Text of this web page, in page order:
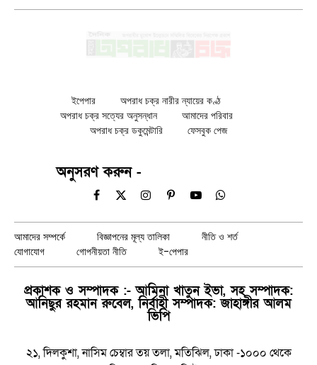
ইপেপার
অপরাধ চক্র নারীর ন্যায়ের কণ্ঠ
অপরাধ চক্র সত্যের অনুসন্ধান
আমাদের পরিবার
অপরাধ চক্র ডকুমেন্টারি
ফেসবুক পেজ
অনুসরণ করুন -
Facebook
X
InstagramPinterestYouTubeWhatsApp
আমাদের সম্পর্কে বিজ্ঞাপনের মূল্য তালিকা
নীতি ও শর্ত
যোগাযোগ
গোপনীয়তা নীতি ই-পেপার
প্রকাশক ও সম্পাদক :- আমিনা খাতুন ইভা, সহ সম্পাদক:
আনিছুর রহমান রুবেল, নির্বাহী সম্পাদক: জাহাঙ্গীর আলম
ভিপি
২১, দিলকুশা, নাসিম চেম্বার তয় তলা, মতিঝিল, ঢাকা -১০০০ থেকে